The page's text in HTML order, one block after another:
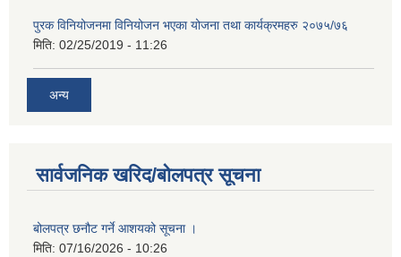
पुरक विनियोजनमा विनियोजन भएका योजना तथा कार्यक्रमहरु २०७५/७६
मिति: 02/25/2019 - 11:26
अन्य
सार्वजनिक खरिद/बोलपत्र सूचना
बोलपत्र छनौट गर्ने आशयको सूचना ।
मिति: 07/16/2026 - 10:26